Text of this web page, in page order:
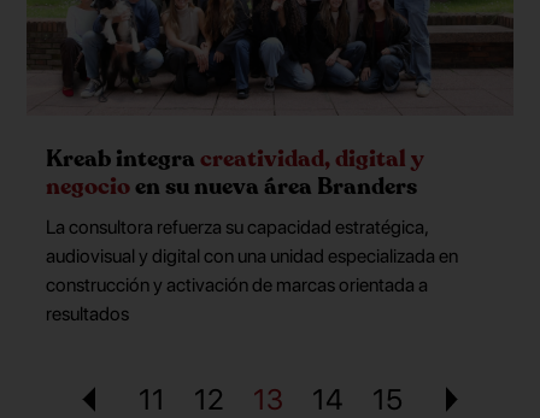
Kreab integracreatividad, digital y
negocioen su nueva área Branders
La consultora refuerza su capacidad estratégica,
audiovisual y digital con una unidad especializada en
construcción y activación de marcas orientada a
resultados
11 12 13 14 15